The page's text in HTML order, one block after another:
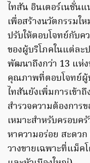
ไทสัน อินเตอร์เนชั่น
เพื่อสร้างนวัตกรรมใ
ปรับให้ตอบโจทย์กับ
ของผู้บริโภคในแต่ล
พัฒนาถึงกว่า 13 แห่
คุณภาพที่ตอบโจทย์ผู้
ไทสันยังเพิ่มการเข้า
สำรวจความต้องการ
เหมาะสำหรับครอบค
หาความอร่อย สะดว
วางขายเฉพาะที่แม็ค